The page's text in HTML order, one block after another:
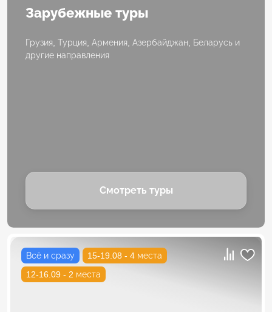
Зарубежные туры
Грузия, Турция, Армения, Азербайджан, Беларусь и
другие направления
Смотреть туры
Всё и сразу
15-19.08 - 4 места
12-16.09 - 2 места